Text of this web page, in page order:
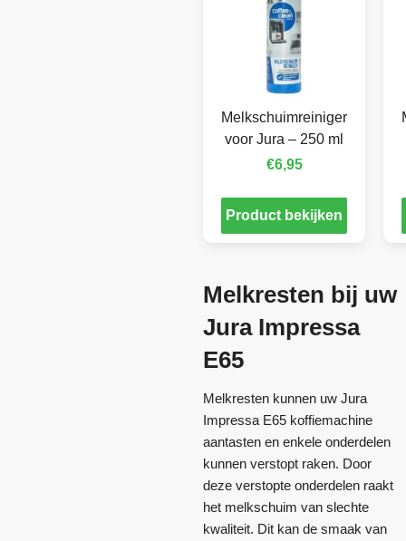
Melkschuimreiniger
voor Jura – 250 ml
€6,95
Product bekijken
Melkresten bij uw
Jura Impressa
E65
Melkresten kunnen uw Jura
Impressa E65 koffiemachine
aantasten en enkele onderdelen
kunnen verstopt raken. Door
deze verstopte onderdelen raakt
het melkschuim van slechte
kwaliteit. Dit kan de smaak van